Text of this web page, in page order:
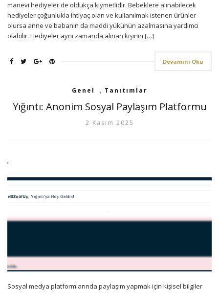
manevi hediyeler de oldukça kıymetlidir. Bebeklere alınabilecek
hediyeler çoğunlukla ihtiyaç olan ve kullanılmak istenen ürünler
olursa anne ve babanın da maddi yükünün azalmasına yardımcı
olabilir. Hediyeler aynı zamanda alınan kişinin […]
Devamını Oku
Genel , Tanıtımlar
Yığıntı: Anonim Sosyal Paylaşım Platformu
2 Kasım 2025
Sosyal medya platformlarında paylaşım yapmak için kişisel bilgiler